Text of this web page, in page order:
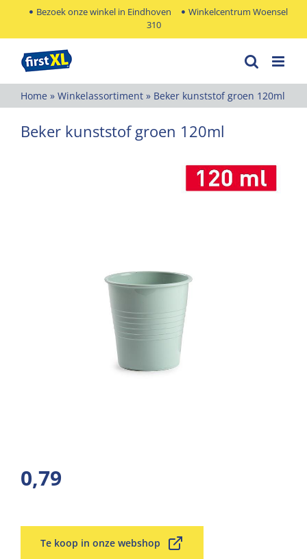
Bezoek onze winkel in Eindhoven
Winkelcentrum Woensel
310
Home » Winkelassortiment » Beker kunststof groen 120ml
Beker kunststof groen 120ml
0,79
Te koop in onze webshop